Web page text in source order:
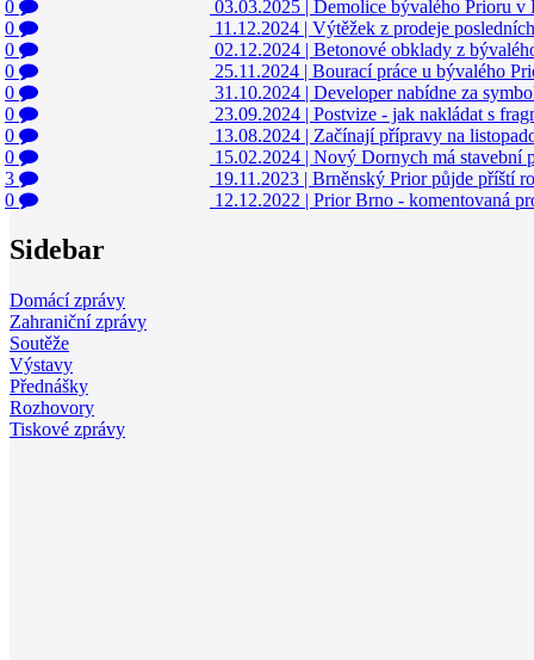
0 03.03.2025 | Demolice bývalého Prioru v
0
11.12.2024 | Výtěžek z prodeje
0
02.12.2024 | Betonové obklady z
0
25.11.2024 | Bourací práce u bývalého
0
31.10.2024 | Developer nabídne za
0
23.09.2024 | Postvize - jak nakládat s
0
13.08.2024 | Začínají přípravy na
0
15.02.2024 | Nový Dornych má stavební
3
19.11.2023 | Brněnský Prior půjde příští
0
12.12.2022 | Prior Brno - komentovaná
Sidebar
Domácí zprávy
Zahraniční zprávy
Soutěže
Výstavy
Přednášky
Rozhovory
Tiskové zprávy